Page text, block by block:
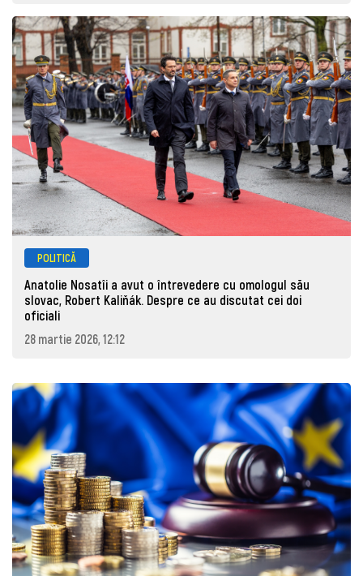
POLITICĂ
Anatolie Nosatîi a avut o întrevedere cu omologul său
slovac, Robert Kaliňák. Despre ce au discutat cei doi
oficiali
28 martie 2026, 12:12